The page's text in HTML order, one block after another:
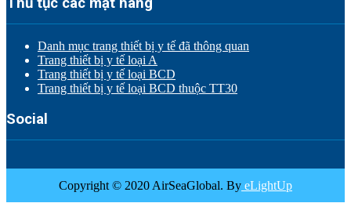
Danh mục trang thiết bị y tế đã thông quan
Trang thiết bị y tế loại A
Trang thiết bị y tế loại BCD
Trang thiết bị y tế loại BCD thuộc TT30
Social
Copyright © 2020 AirSeaGlobal. By eLightUp